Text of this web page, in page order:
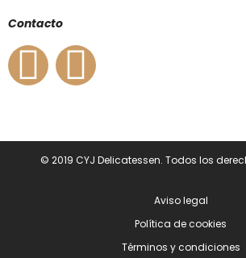
Contacto
© 2019 CYJ Delicatessen. Todos los
Aviso legal
Política de cookies
Términos y condiciones